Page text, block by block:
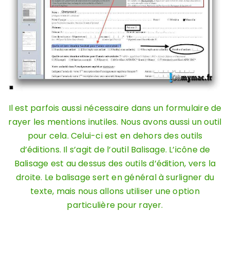
Il est parfois aussi nécessaire dans un formulaire de
rayer les mentions inutiles. Nous avons aussi un outil
pour cela. Celui-ci est en dehors des outils
d’éditions. Il s’agit de l’outil Balisage. L’icône de
Balisage est au dessus des outils d’édition, vers la
droite. Le balisage sert en général à surligner du
texte, mais nous allons utiliser une option
particulière pour rayer.